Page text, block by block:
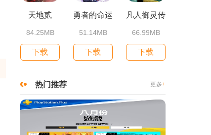
天地贰
84.25MB
下载
勇者的命运
51.14MB
下载
凡人御灵传
66.99MB
下载
热门推荐 更多+